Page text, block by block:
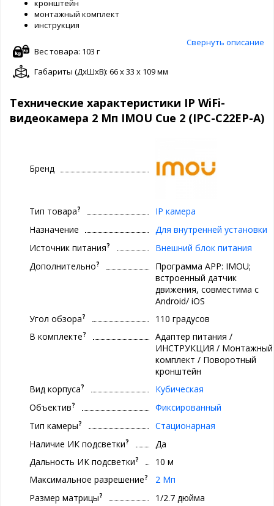
кронштейн
монтажный комплект
инструкция
Свернуть описание
Вес товара: 103 г
Габариты (ДxШxВ): 66 x 33 x 109 мм
Технические характеристики IP WiFi-
видеокамера 2 Мп IMOU Cue 2 (IPC-C22EP-A)
Бренд
Тип товара?
IP камера
Назначение
Для внутренней установки
Источник питания?
Внешний блок питания
Дополнительно?
Программа APP: IMOU;
встроенный датчик
движения, совместима с
Android/ iOS
Угол обзора?
110 градусов
В комплекте?
Адаптер питания /
ИНСТРУКЦИЯ / Монтажный
комплект / Поворотный
кронштейн
Вид корпуса?
Кубическая
Объектив?
Фиксированный
Тип камеры?
Стационарная
Наличие ИК подсветки?
Да
Дальность ИК подсветки?
10 м
Максимальное разрешение?
2 Мп
Размер матрицы?
1/2.7 дюйма